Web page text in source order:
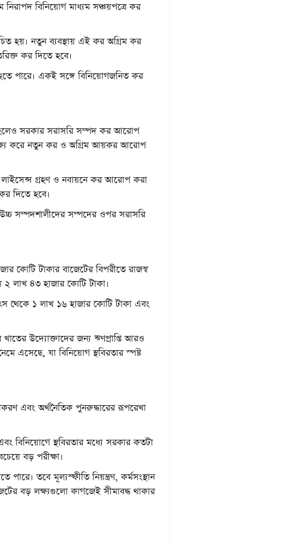
নিরাপদ বিনিয়োগ মাধ্যম সঞ্চয়পত্রে কর
হয়। নতুন ব্যবস্থায় এই কর অগ্রিম কর
কর দিতে হবে।
পারে। একই সঙ্গে বিনিয়োগজনিত কর
হলেও সরকার সরাসরি সম্পদ কর আরোপ
লক্ষ্য করে নতুন কর ও অগ্রিম আয়কর আরোপ
লাইসেন্স গ্রহণ ও নবায়নে কর আরোপ করা
দিতে হবে।
সম্পদশালীদের সম্পদের ওপর সরাসরি
কোটি টাকার বাজেটের বিপরীতে রাজস্ব
২ লাখ ৪৩ হাজার কোটি টাকা।
থেকে ১ লাখ ১৬ হাজার কোটি টাকা এবং
খাতের উদ্যোক্তাদের জন্য ঋণপ্রাপ্তি আরও
এসেছে, যা বিনিয়োগ স্থবিরতার স্পষ্ট
এবং অর্থনৈতিক পুনরুদ্ধারের রূপরেখা
বিনিয়োগে স্থবিরতার মধ্যে সরকার কতটা
বড় পরীক্ষা।
তবে মূল্যস্ফীতি নিয়ন্ত্রণ, কর্মসংস্থান
বড় লক্ষ্যগুলো কাগজেই সীমাবদ্ধ থাকার